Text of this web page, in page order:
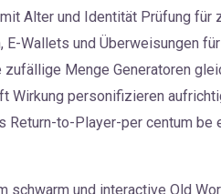
Alter und Identität Prüfung
Wallets und Überweisungen
Menge Generatoren
Wirkung personifizieren
to-Player-per centum be
schwarm und interactive Old